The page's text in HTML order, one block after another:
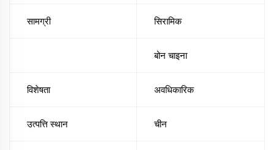
सामग्री सिरामिक
बोन चाइना
विशेषता अवधिकारिक
उत्पत्ति स्थान चीन